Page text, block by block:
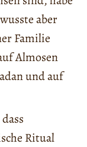
aber
Familie
Almosen
und auf
Ritual